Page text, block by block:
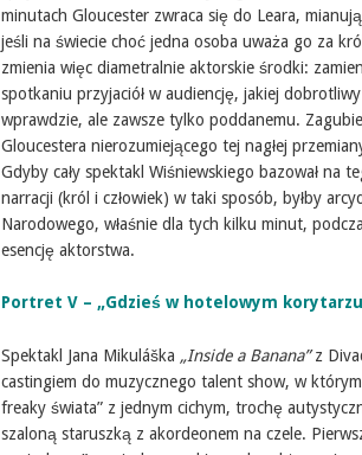
minutach Gloucester zwraca się do Leara,
jeśli na świecie choć jedna osoba uważa go za
zmienia więc diametralnie aktorskie środki:
spotkaniu przyjaciół w audiencję, jakiej
wprawdzie, ale zawsze tylko poddanemu.
Gloucestera nierozumiejącego tej nagłej
Gdyby cały spektakl Wiśniewskiego bazował na
narracji (król i człowiek) w taki sposób, byłby
Narodowego, właśnie dla tych kilku minut,
esencję aktorstwa.
Portret V – „Gdzieś w hotelowym
Spektakl Jana Mikuláška „Inside a Banana”z
castingiem do muzycznego talent show, w
freaky świata” z jednym cichym, trochę
szaloną staruszką z akordeonem na czele.